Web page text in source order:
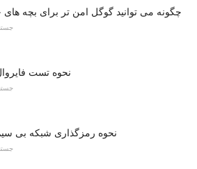
چگونه می توانید گوگل امن تر برای بچه های
نحوه تست
نحوه رمزگذاری شبکه بی